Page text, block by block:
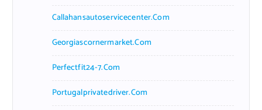
Callahansautoservicecenter.com
Georgiascornermarket.com
Perfectfit24-7.com
Portugalprivatedriver.com